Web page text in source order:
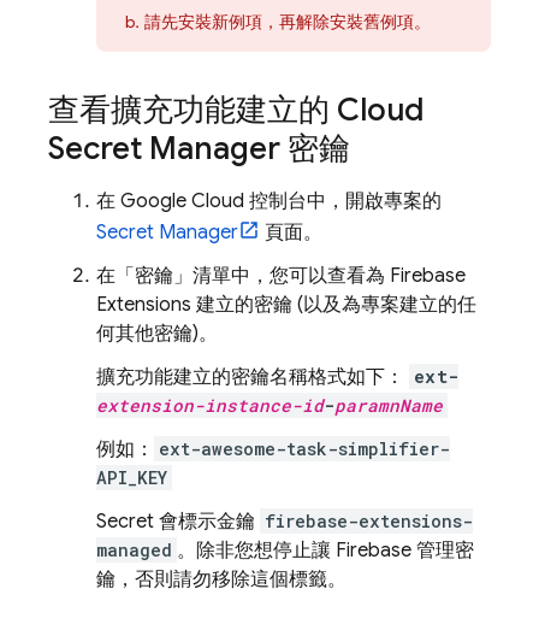
請先安裝新例項，再解除安裝舊例項。
查看擴充功能建立的 Cloud
Secret Manager 密鑰
在 Google Cloud 控制台中，開啟專案的
Secret Manager
頁面。
在「密鑰」清單中，您可以查看為 Firebase
Extensions 建立的密鑰 (以及為專案建立的任
何其他密鑰)。
擴充功能建立的密鑰名稱格式如下：
ext-
extension-instance-id-paramnName
例如：
ext-awesome-task-simplifier-
API_KEY
Secret 會標示金鑰 firebase-extensions-
managed 。除非您想停止讓 Firebase 管理密
鑰，否則請勿移除這個標籤。